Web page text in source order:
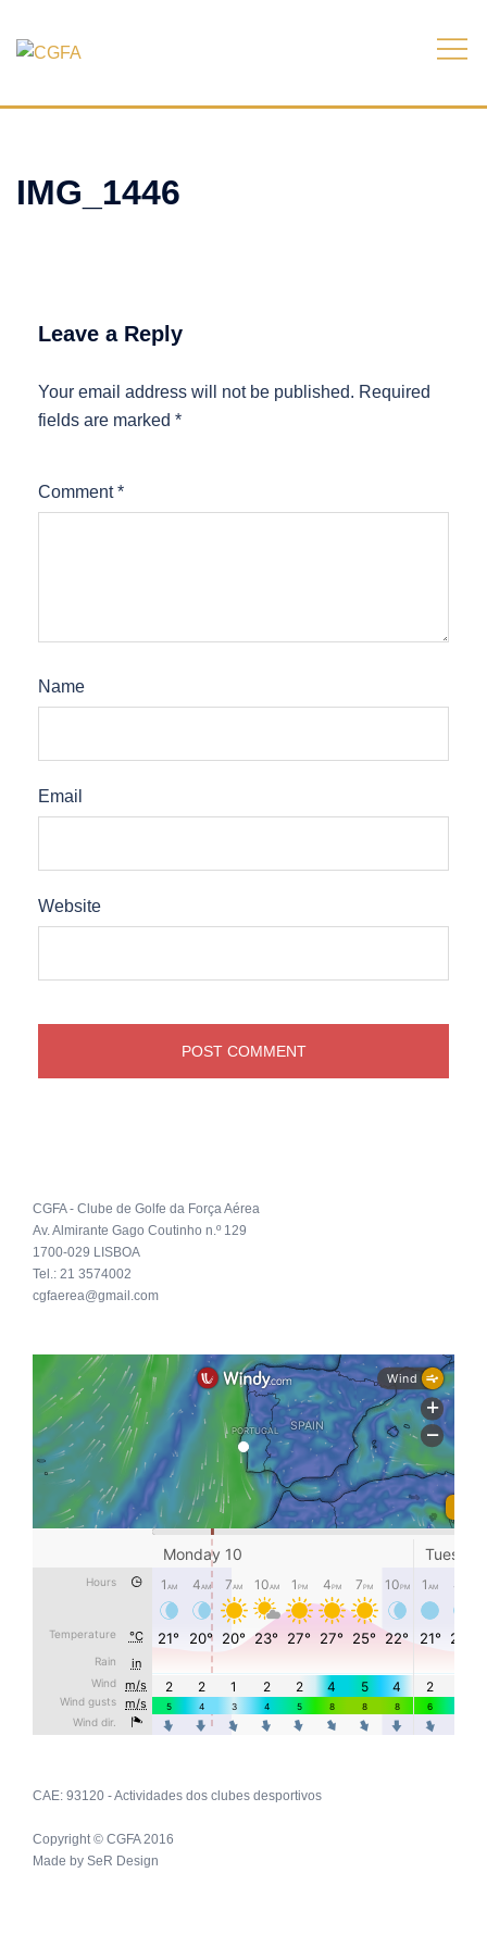
IMG_1446
Leave a Reply
Your email address will not be published. Required
fields are marked *
Comment*
Name
Email
Website
CGFA - Clube de Golfe da Força Aérea
Av. Almirante Gago Coutinho n.º 129
1700-029 LISBOA
Tel.: 21 3574002
cgfaerea@gmail.com
CAE: 93120 - Actividades dos clubes desportivos
Copyright © CGFA 2016
Made by SeR Design